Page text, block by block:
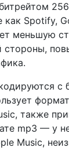
Spotify,
меньшую
стороны,
с
также
mp3 — у
Music,